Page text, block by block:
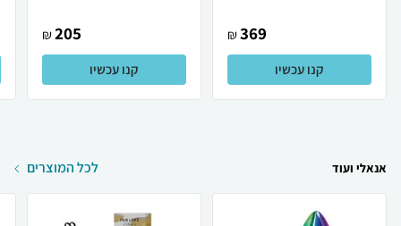
369
₪
קנו עכשיו
205
₪
קנו עכשיו
אנאלי ועוד לכל המוצרים